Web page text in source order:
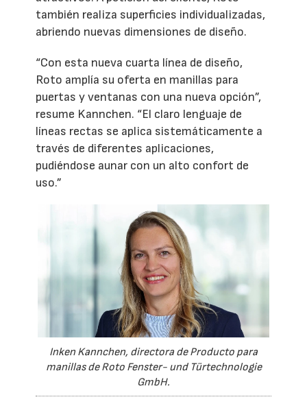
también realiza superficies individualizadas,
abriendo nuevas dimensiones de diseño.
“Con esta nueva cuarta línea de diseño,
Roto amplía su oferta en manillas para
puertas y ventanas con una nueva opción”,
resume Kannchen. “El claro lenguaje de
líneas rectas se aplica sistemáticamente a
través de diferentes aplicaciones,
pudiéndose aunar con un alto confort de
uso.”
Inken Kannchen, directora de Producto para
manillas de Roto Fenster- und Türtechnologie
GmbH.